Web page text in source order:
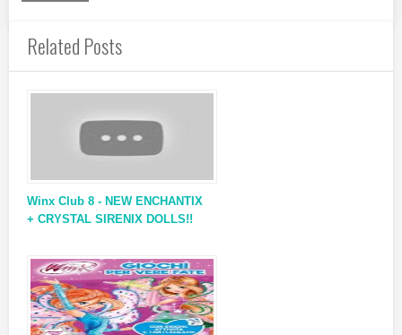
Related Posts
Winx Club 8 - NEW ENCHANTIX
+ CRYSTAL SIRENIX DOLLS!!